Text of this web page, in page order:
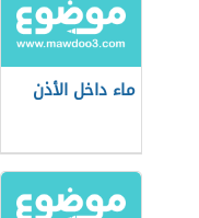
ماء داخل الأذن